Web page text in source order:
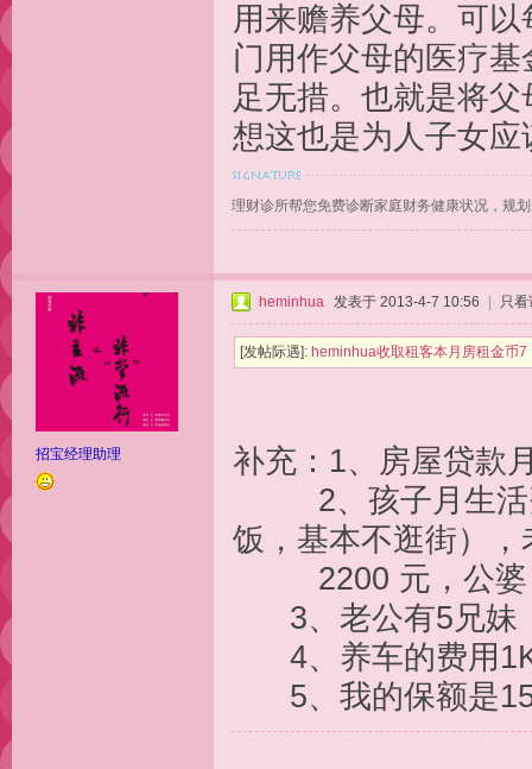
用来赡养父母。可
门用作父母的医疗
足无措。也就是将
想这也是为人子女应
理财诊所帮您免费诊断家庭财务健康状况，规
招宝经理助理
heminhua 发表于 2013-4-7 10:56 只看
[发帖际遇]: heminhua收取租客本月房租金币
补充：1、房屋贷款
2、孩子月生活费
饭，基本不逛街）
2200 元，公婆：
3、老公有5兄妹
4、养车的费用
5、我的保额是